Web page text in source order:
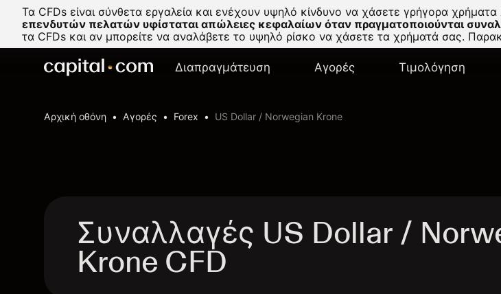
Τα CFDs είναι σύνθετα εργαλεία και ενέχουν υψηλό κίνδυνο να χάσετε γρήγορα
επενδυτών πελατών υφίσταται απώλειες κεφαλαίων όταν πραγματοποιούνται
τα CFDs και αν μπορείτε να αναλάβετε το υψηλό ρίσκο να χάσετε τα χρήματά σας.
Διαπραγμάτευση Αγορές Τιμολόγηση
Αρχική οθόνη Αγορές Forex US Dollar / Norwegian Krone
Συναλλαγές US Dollar /
Krone CFD